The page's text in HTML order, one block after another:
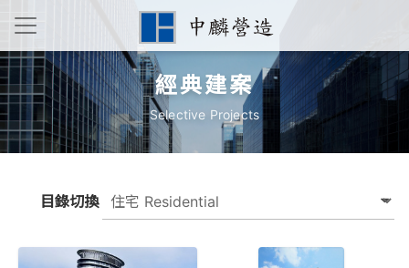
經典建案
Selective Projects
目錄切換